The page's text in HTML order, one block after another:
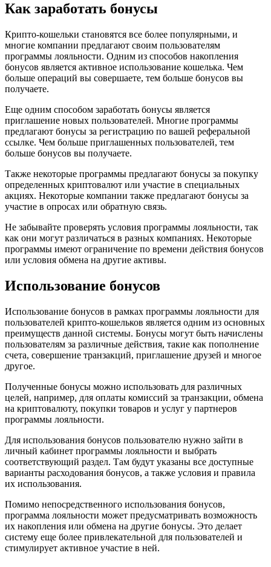
Как заработать бонусы
Крипто-кошельки становятся все более популярными, и
многие компании предлагают своим пользователям
программы лояльности. Одним из способов накопления
бонусов является активное использование кошелька. Чем
больше операций вы совершаете, тем больше бонусов вы
получаете.
Еще одним способом заработать бонусы является
приглашение новых пользователей. Многие программы
предлагают бонусы за регистрацию по вашей реферальной
ссылке. Чем больше приглашенных пользователей, тем
больше бонусов вы получаете.
Также некоторые программы предлагают бонусы за покупку
определенных криптовалют или участие в специальных
акциях. Некоторые компании также предлагают бонусы за
участие в опросах или обратную связь.
Не забывайте проверять условия программы лояльности, так
как они могут различаться в разных компаниях. Некоторые
программы имеют ограничение по времени действия бонусов
или условия обмена на другие активы.
Использование бонусов
Использование бонусов в рамках программы лояльности для
пользователей крипто-кошельков является одним из основных
преимуществ данной системы. Бонусы могут быть начислены
пользователям за различные действия, такие как пополнение
счета, совершение транзакций, приглашение друзей и многое
другое.
Полученные бонусы можно использовать для различных
целей, например, для оплаты комиссий за транзакции, обмена
на криптовалюту, покупки товаров и услуг у партнеров
программы лояльности.
Для использования бонусов пользователю нужно зайти в
личный кабинет программы лояльности и выбрать
соответствующий раздел. Там будут указаны все доступные
варианты расходования бонусов, а также условия и правила
их использования.
Помимо непосредственного использования бонусов,
программа лояльности может предусматривать возможность
их накопления или обмена на другие бонусы. Это делает
систему еще более привлекательной для пользователей и
стимулирует активное участие в ней.